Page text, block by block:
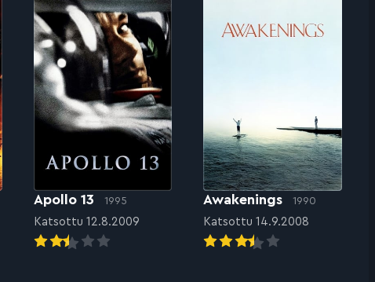
Apollo 13 1995
Katsottu 12.8.2009
Awakenings 1990
Katsottu 14.9.2008